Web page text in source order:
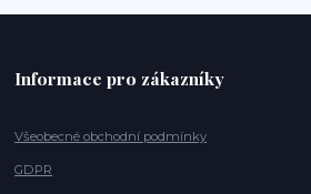
Informace pro zákazníky
Všeobecné obchodní podmínky
GDPR